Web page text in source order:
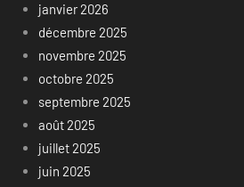
janvier 2026
décembre 2025
novembre 2025
octobre 2025
septembre 2025
août 2025
juillet 2025
juin 2025